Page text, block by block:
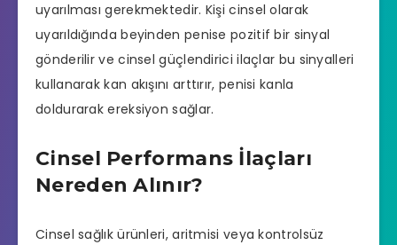
uyarılması gerekmektedir. Kişi cinsel olarak
uyarıldığında beyinden penise pozitif bir sinyal
gönderilir ve cinsel güçlendirici ilaçlar bu sinyalleri
kullanarak kan akışını arttırır, penisi kanla
doldurarak ereksiyon sağlar.
Cinsel Performans İlaçları
Nereden Alınır?
Cinsel sağlık ürünleri, aritmisi veya kontrolsüz